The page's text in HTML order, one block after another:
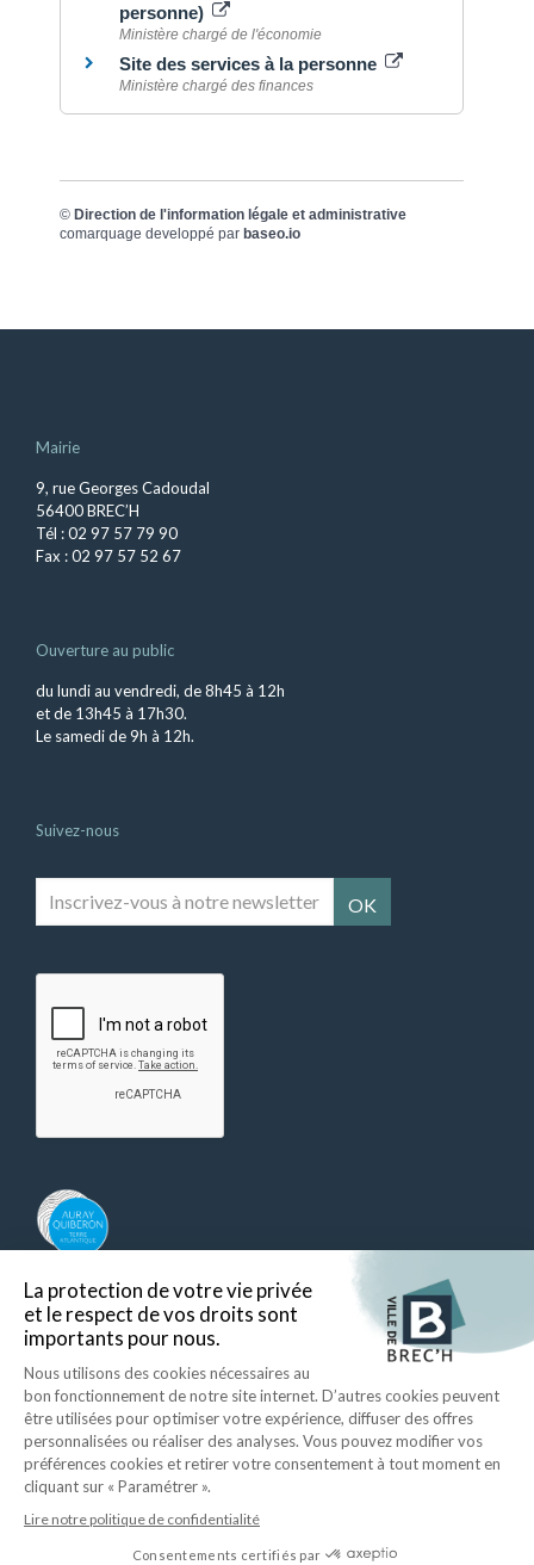
personne)
Ministère chargé de l'économie
Site des services à la personne
Ministère chargé des finances
© Direction de l'information légale et administrative
comarquage developpé par baseo.io
Mairie
9, rue Georges Cadoudal
56400 BREC’H
Tél : 02 97 57 79 90
Fax : 02 97 57 52 67
Ouverture au public
du lundi au vendredi, de 8h45 à 12h
et de 13h45 à 17h30.
Le samedi de 9h à 12h.
Suivez-nous
vous
notre
Retour en haut
Ecrire à la mairie Mentions légales
ID Interactive